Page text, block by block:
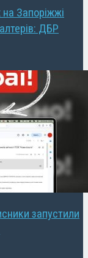
Запоріжжі
ДБР
запустили